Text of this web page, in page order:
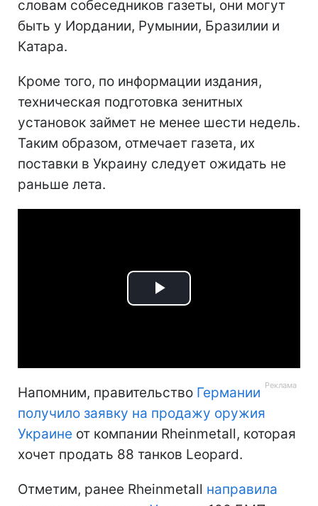
словам собеседников газеты, они могут
быть у Иордании, Румынии, Бразилии и
Катара.
Кроме того, по информации издания,
техническая подготовка зенитных
установок займет не менее шести недель.
Таким образом, отмечает газета, их
поставки в Украину следует ожидать не
раньше лета.
Play
Напомним, правительство Германии
получило заявку на продажу оружия
Украине от компании Rheinmetall, которая
хочет продать 88 танков Leopard.
Отметим, ранее Rheinmetall направила